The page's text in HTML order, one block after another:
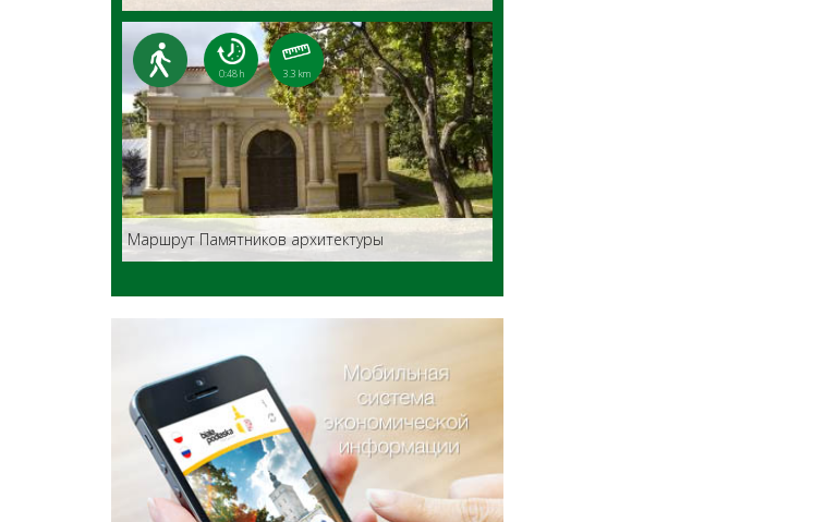
0:48 h 3.3 km
Маршрут Памятников архитектуры